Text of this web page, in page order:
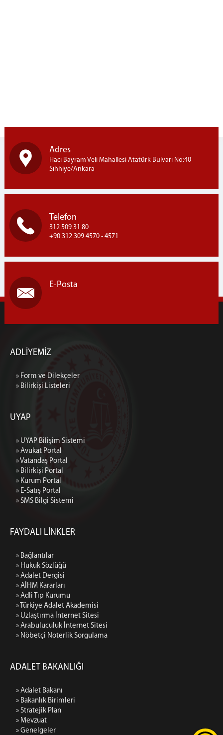
Adres
Hacı Bayram Veli Mahallesi Atatürk Bulvarı No:40
Sıhhiye/Ankara
Telefon
312 509 31 80
+90 312 309 4570 - 4571
E-Posta
ADLİYEMİZ
» Form ve Dilekçeler
» Bilirkişi Listeleri
UYAP
» UYAP Bilişim Sistemi
» Avukat Portal
» Vatandaş Portal
» Bilirkişi Portal
» Kurum Portal
» E-Satış Portal
» SMS Bilgi Sistemi
FAYDALI LİNKLER
» Bağlantılar
» Hukuk Sözlüğü
» Adalet Dergisi
» AİHM Kararları
» Adli Tıp Kurumu
» Türkiye Adalet Akademisi
» Uzlaştırma İnternet Sitesi
» Arabuluculuk İnternet Sitesi
» Nöbetçi Noterlik Sorgulama
ADALET BAKANLIĞI
» Adalet Bakanı
» Bakanlık Birimleri
» Stratejik Plan
» Mevzuat
» Genelgeler